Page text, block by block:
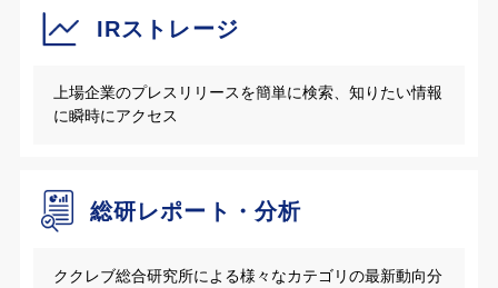
IRストレージ
上場企業のプレスリリースを簡単に検索、知りたい情報
に瞬時にアクセス
総研レポート・分析
ククレブ総合研究所による様々なカテゴリの最新動向分